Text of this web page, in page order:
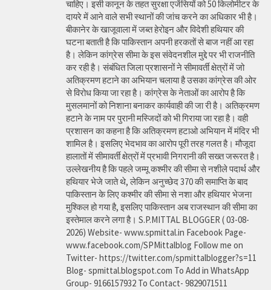
चाहिए। इसी कानून के तहत सुरक्षा एजेंसियों को 50 किलोमीटर के
दायरे में आने वाले सभी स्थानों की जांच करने का अधिकार भी है।
बीकानेर के खाजूवाला में जब्त हेरोइन और विदेशी हथियार की
घटना बताती है कि पाकिस्तान अपनी हरकतों से बाज नहीं आ रहा
है। लेकिन कांग्रेस सीमा के इस संवेदनशील मुद्दे पर भी राजनीति
कर रही है। संबंधित जिला प्रशासनों ने सीमावर्ती क्षेत्रों में जो
अतिक्रमण हटाने का अभियान चलाया है उसका कांग्रेस की ओर
से विरोध किया जा रहा है। कांग्रेस के नेताओं का आरोप है कि
मुसलमानों को निशाना बनाकर कार्यवाही की जा री है। अतिक्रमण
हटाने के नाम पर पुरानी मस्जिदों को भी गिराया जा रहा है। वही
प्रशासन का कहना है कि अतिक्रमण हटाओ अभियान में मंदिर भी
शामिल है। इसलिए भेदभाव का आरोप पूरी तरह गलत है। मौजूदा
हालातों में सीमावर्ती क्षेत्रों में प्रभावी निगरानी की सख्त जरूरत है।
उल्लेखनीय है कि पहले जम्मू कश्मीर की सीमा से नशीले पदार्थ और
हथियार भेजे जाते थे, लेकिन अनुच्छेद 370 की समाप्ति के बाद
पाकिस्तान के लिए कश्मीर की सीमा से नशा और हथियार भेजना
मुश्किल हो गया है, इसलिए पाकिस्तान अब राजस्थान की सीमा का
इस्तेमाल करने लगा है। S.P.MITTAL BLOGGER ( 03-08-
2026) Website- www.spmittal.in Facebook Page-
www.facebook.com/SPMittalblog Follow me on
Twitter- https://twitter.com/spmittalblogger?s=11
Blog- spmittal.blogspot.com To Add in WhatsApp
Group- 9166157932 To Contact- 9829071511